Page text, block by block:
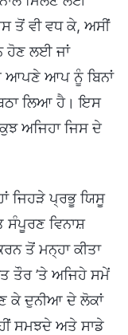
ਤੋਂ ਵੀ ਵਧ ਕੇ, ਅਸੀਂ
ਹੋਣ ਲਈ ਜਾਂ
ਆਪਣੇ ਆਪ ਨੂੰ ਬਿਨਾਂ
ਲਿਆ ਹੈ। ਇਸ
ਅਜਿਹਾ ਜਿਸ ਦੇ
ਜਿਹੜੇ ਪ੍ਰਭੂ ਯਿਸੂ
ਸੰਪੂਰਣ ਵਿਨਾਸ਼
ਤੋਂ ਮਨ੍ਹਾ ਕੀਤਾ
ਤੌਰ ’ਤੇ ਅਜਿਹੇ ਸਮੇਂ
ਕੇ ਦੁਨੀਆ ਦੇ ਲੋਕਾਂ
ਸਮਝਦੇ ਅਤੇ ਸਾਡੇ